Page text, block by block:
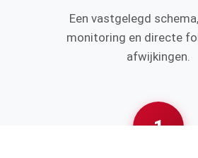
Een vastgelegd
monitoring en directe
afwijkingen.
1